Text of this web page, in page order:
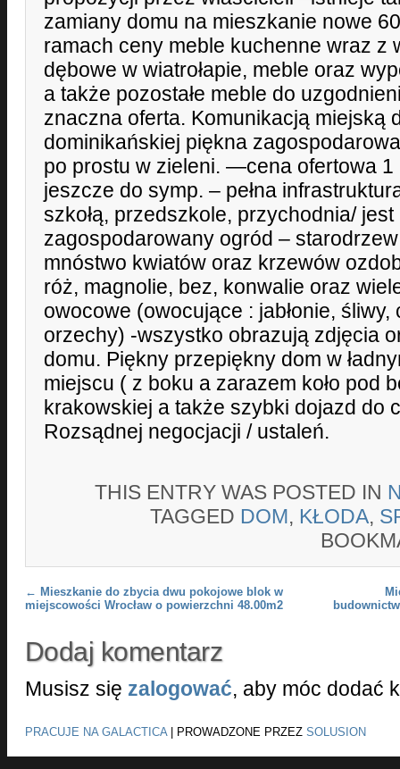
zamiany domu na mieszkanie nowe
ramach ceny meble kuchenne wraz z
dębowe w wiatrołapie, meble oraz
a także pozostałe meble do
znaczna oferta. Komunikacją miejską
dominikańskiej piękna
po prostu w zieleni. —cena ofertowa 1
jeszcze do symp. – pełna
szkołą, przedszkole, przychodnia/
zagospodarowany ogród –
mnóstwo kwiatów oraz krzewów
róż, magnolie, bez, konwalie oraz
owocowe (owocujące : jabłonie,
orzechy) -wszystko obrazują zdjęcia
domu. Piękny przepiękny dom w
miejscu ( z boku a zarazem koło pod
krakowskiej a także szybki dojazd do
Rozsądnej negocjacji / ustaleń.
THIS ENTRY WAS POSTED IN
TAGGED DOM, KŁODA,
Post navigation
← Mieszkanie do zbycia dwu pokojowe blok w
miejscowości Wrocław o powierzchni 48.00m2
Dodaj komentarz
Musisz się zalogować, aby móc dodać
PRACUJE NA GALACTICA| PROWADZONE PRZEZ SOLUSION